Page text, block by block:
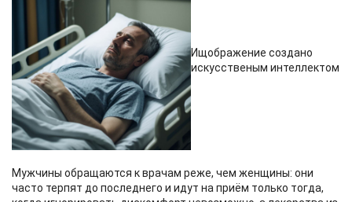
Ищображение создано
искусственым интеллектом
Мужчины обращаются к врачам реже, чем женщины: они
часто терпят до последнего и идут на приём только тогда,